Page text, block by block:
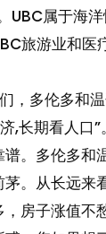
属于海
旅游业和
，多伦多和
,长期看人
。多伦多
。从长远
房子涨值不愁